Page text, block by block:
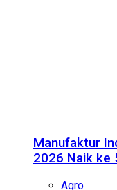
Manufaktur
2026 Naik ke
Agro